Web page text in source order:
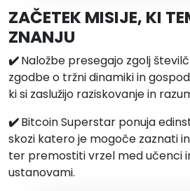
ZAČETEK MISIJE, KI
ZNANJU
✔️Naložbe presegajo zgolj
zgodbe o tržni dinamiki in
ki si zaslužijo raziskovanje in
✔️Bitcoin Superstar ponuja
skozi katero je mogoče zaznati
ter premostiti vrzel med učenci
ustanovami.